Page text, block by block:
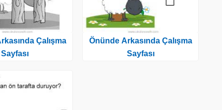
Çalışma
Sayfası
Önünde Arkasında Çalışma
Sayfası